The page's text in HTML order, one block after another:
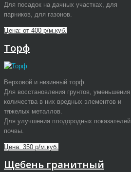
Для посадок на дачных участках, для
парников, для газонов.
Цена: от 400 р/м.куб.
Торф
Верховой и низинный торф.
Для восстановления грунтов, уменьшения
количества в них вредных элементов и
тяжелых металлов.
Для улучшения плодородных показателей
почвы.
Цена: 350 р/м.куб.
Щебень гранитный